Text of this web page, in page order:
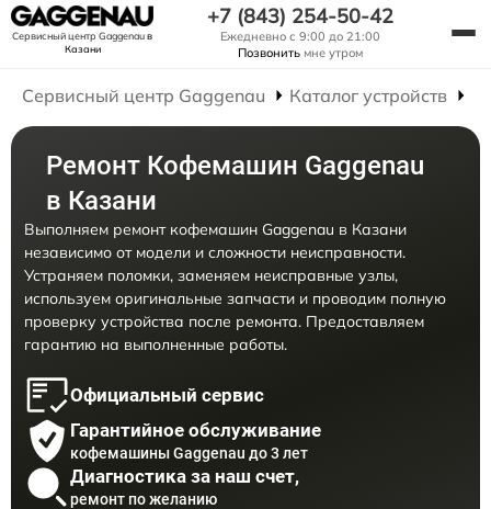
Сервисный центр Gaggenauв
Казани
+7 (843) 254-50-42
Ежедневно с 9:00 до 21:00
Позвонить мне утром
Сервисный центр Gaggenau Каталог устройств
Ремонт Кофемашин Gaggenau
в Казани
Выполняем ремонт кофемашин Gaggenau в Казани
независимо от модели и сложности неисправности.
Устраняем поломки, заменяем неисправные узлы,
используем оригинальные запчасти и проводим полную
проверку устройства после ремонта. Предоставляем
гарантию на выполненные работы.
Официальный сервис
Гарантийное обслуживание
кофемашины Gaggenau до 3 лет
Диагностика за наш счет,
ремонт по желанию